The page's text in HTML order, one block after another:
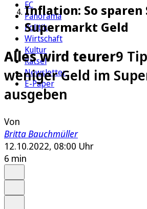
FC
Panorama
Politik
Wirtschaft
Kultur
Rätsel
Newsletter
E-Paper
Inflation: So sparen
Supermarkt Geld
Alles wird teurer9
weniger Geld im
ausgeben
Von
Britta Bauchmüller
12.10.2022, 08:00 Uhr
6 min